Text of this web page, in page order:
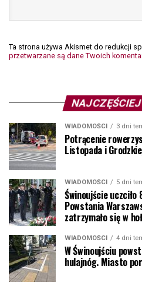
Ta strona używa Akismet do redukcji
przetwarzane są dane Twoich
WIADOMOŚCI 3 dni
Potrącenie
Listopada i
WIADOMOŚCI 5 dni
Świnoujście
Powstania
zatrzymało się w
WIADOMOŚCI 4 dni
W Świnoujściu
hulajnóg. Miasto